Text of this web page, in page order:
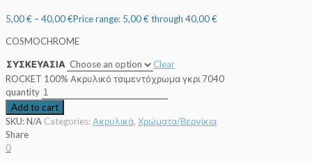
5,00€ –40,00€Price range: 5,00 € through 40,00 €
COSMOCHROME
ΣΥΣΚΕΥΑΣΙΑ
Clear
ROCKET 100% Ακρυλικό τσιμεντόχρωμα γκρι 7040
quantity
Add to cart
SKU:N/A Categories: Ακρυλικά, Χρώματα/Βερνίκια
Share
0